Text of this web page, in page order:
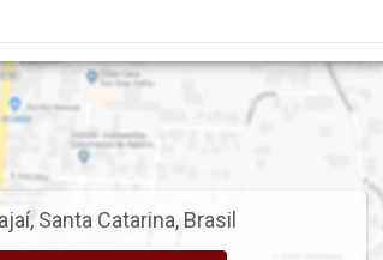
,Santa Catarina, Brasil